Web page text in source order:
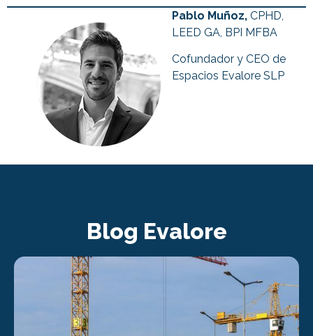
Pablo Muñoz, CPHD,
LEED GA, BPI MFBA
Cofundador y CEO de
Espacios Evalore SLP
Blog Evalore